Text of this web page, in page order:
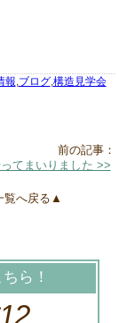
報,ブログ,構造見学会
前の記事：
てまいりました >>
覧へ戻る▲
ら！